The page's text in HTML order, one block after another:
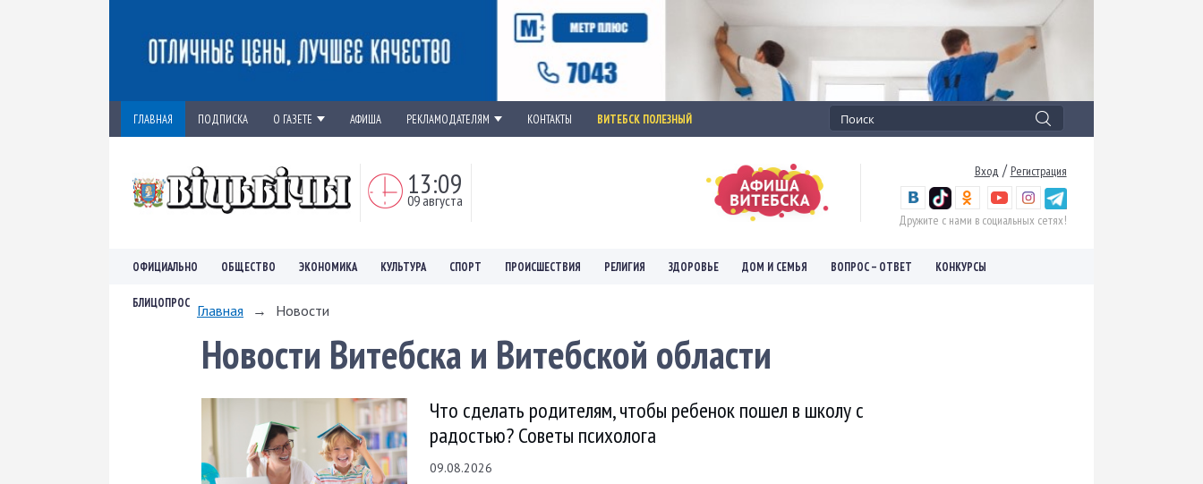
ГЛАВНАЯ ПОДПИСКА О ГАЗЕТЕ АФИША РЕКЛАМОДАТЕЛЯМ КОНТАКТЫ ВИТЕБСК ПОЛЕЗНЫЙ
13:09
09 августа
Вход / Регистрация
Дружите с нами в социальных сетях!
ОФИЦИАЛЬНО ОБЩЕСТВО ЭКОНОМИКА КУЛЬТУРА СПОРТ ПРОИСШЕСТВИЯ РЕЛИГИЯ ЗДОРОВЬЕ ДОМ И СЕМЬЯ ВОПРОС – ОТВЕТ КОНКУРСЫ
БЛИЦОПРОС Главная → Новости
Новости Витебска и Витебской области
Что сделать родителям, чтобы ребенок пошел в школу с
радостью? Советы психолога
09.08.2026